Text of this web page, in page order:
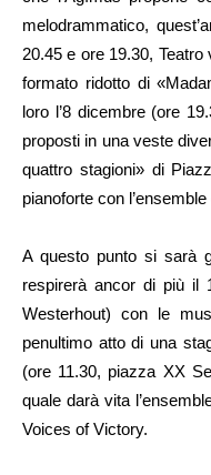
melodrammatico,
20.45 e ore 19.30,
formato ridotto di
loro l’8 dicembre (ore
proposti in una veste
quattro stagioni» di
pianoforte con
A questo punto si sarà
respirerà ancor di più il
Westerhout) con le
penultimo atto di una
(ore 11.30, piazza XX
quale darà vita
Voices of Victory.